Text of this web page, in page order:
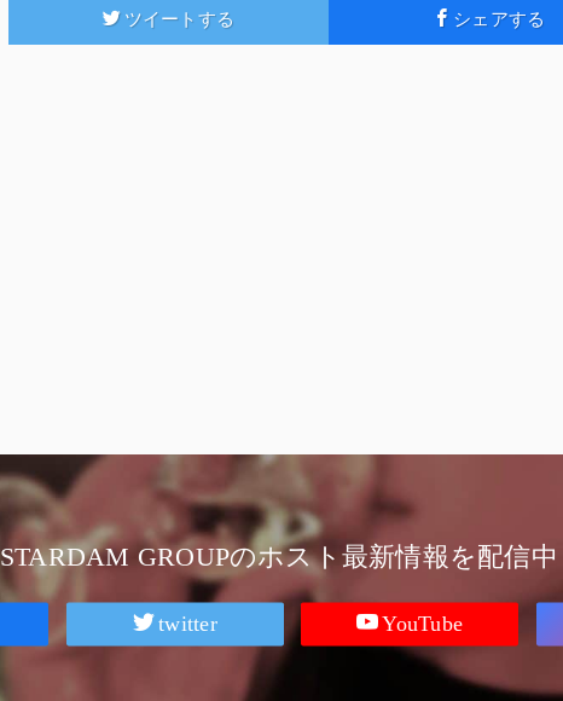
ツイートする シェアする
STARDAM GROUPのホスト最新情報を配信
twitter YouTube